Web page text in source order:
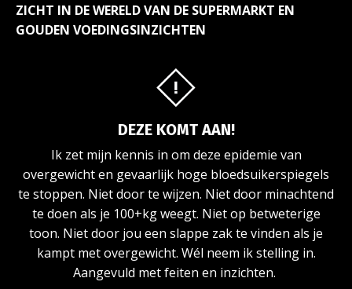
ZICHT IN DE WERELD VAN DE SUPERMARKT EN
GOUDEN VOEDINGSINZICHTEN
DEZE KOMT AAN!
Ik zet mijn kennis in om deze epidemie van
overgewicht en gevaarlijk hoge bloedsuikerspiegels
te stoppen. Niet door te wijzen. Niet door minachtend
te doen als je 100+kg weegt. Niet op betweterige
toon. Niet door jou een slappe zak te vinden als je
kampt met overgewicht. Wél neem ik stelling in.
Aangevuld met feiten en inzichten.